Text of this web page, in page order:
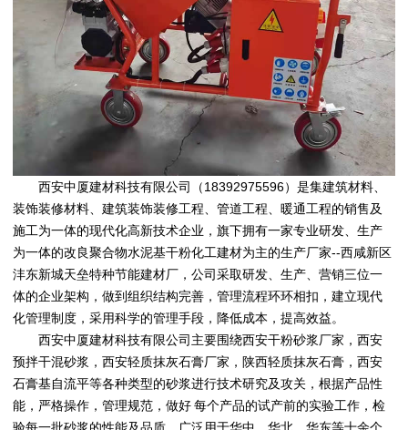
西安中厦建材科技有限公司（18392975596）是集建筑材料、
装饰装修材料、建筑装饰装修工程、管道工程、暖通工程的销售及
施工为一体的现代化高新技术企业，旗下拥有一家专业研发、生产
为一体的改良聚合物水泥基干粉化工建材为主的生产厂家--西咸新区
沣东新城天垒特种节能建材厂，公司采取研发、生产、营销三位一
体的企业架构，做到组织结构完善，管理流程环环相扣，建立现代
化管理制度，采用科学的管理手段，降低成本，提高效益。
西安中厦建材科技有限公司 主要围绕西安干粉砂浆厂家 ，西安
预拌干混砂浆 ，西安轻质抹灰石膏厂家 ， 陕西轻质抹灰石膏 ，西安
石膏基自流平等各种类型的砂浆进行技术研究及攻关，根据产品性
能，严格操作，管理规范，做好 每个产品的试产前的实验工作，检